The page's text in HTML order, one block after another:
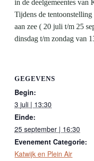
in de deelgemeentes van
Tijdens de
aan zee ( 20 juli t/m 25
dinsdag t/m zondag van
GEGEVENS
Begin:
3 juli | 13:30
Einde:
25 september | 16:30
Evenement Categorie:
Katwijk en Plein Air